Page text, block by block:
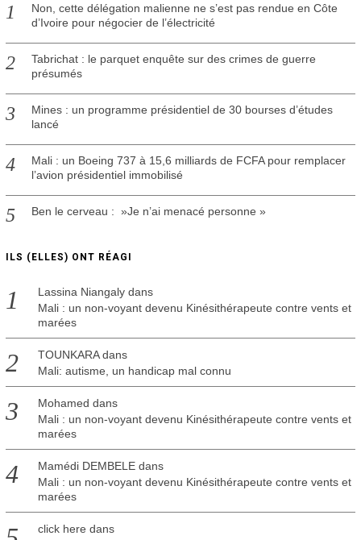
Non, cette délégation malienne ne s’est pas rendue en Côte
d’Ivoire pour négocier de l’électricité
Tabrichat : le parquet enquête sur des crimes de guerre
présumés
Mines : un programme présidentiel de 30 bourses d’études
lancé
Mali : un Boeing 737 à 15,6 milliards de FCFA pour remplacer
l’avion présidentiel immobilisé
Ben le cerveau : »Je n’ai menacé personne »
ILS (ELLES) ONT RÉAGI
Lassina Niangalydans
Mali : un non-voyant devenu Kinésithérapeute contre vents et
marées
TOUNKARAdans
Mali: autisme, un handicap mal connu
Mohamed dans
Mali : un non-voyant devenu Kinésithérapeute contre vents et
marées
Mamédi DEMBELEdans
Mali : un non-voyant devenu Kinésithérapeute contre vents et
marées
click here dans